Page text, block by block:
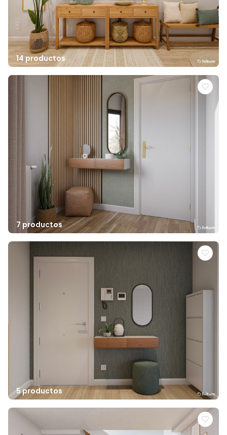
14 productos
7 productos
5 productos